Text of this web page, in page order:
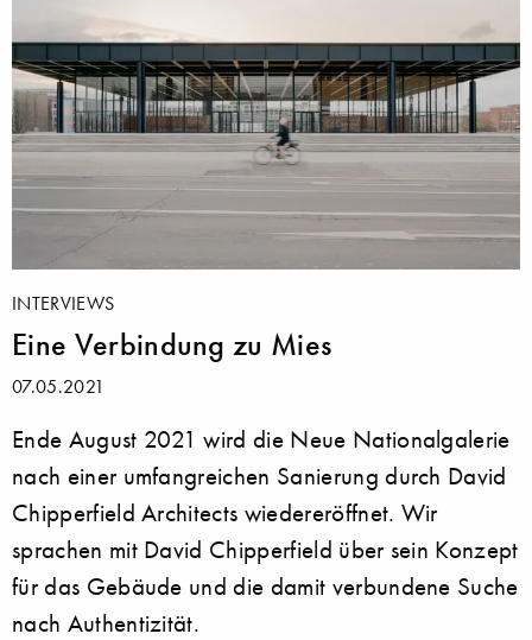
INTERVIEWS
Eine Verbindung zu Mies
07.05.2021
Ende August 2021 wird die Neue Nationalgalerie
nach einer umfangreichen Sanierung durch David
Chipperfield Architects wiedereröffnet. Wir
sprachen mit David Chipperfield über sein Konzept
für das Gebäude und die damit verbundene Suche
nach Authentizität.